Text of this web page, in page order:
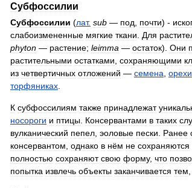
Субфоссилии
Субфоссилии (лат. sub — под почти) -
слабоизмененные мягкие ткани Для
phyton — растение; leimma — остаток). Они
растительными остатками сохраняющими
из четвертичных отложений — семена орехи
торфяниках
К субфоссилиям также принадлежат
носороги и птицы Консервантами в таких
вулканический пепел эоловые пески Ранее
консервантом однако в нём не сохраняются
полностью сохраняют свою форму, что
попытка извлечь объекты заканчивается тем